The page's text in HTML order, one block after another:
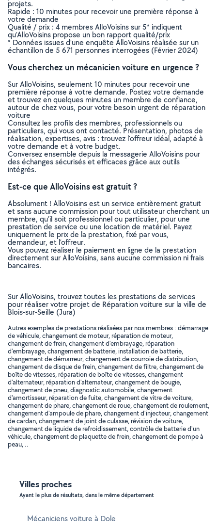
projets.
Rapide : 10 minutes pour recevoir une première réponse à
votre demande
Qualité / prix : 4 membres AlloVoisins sur 5* indiquent
qu’AlloVoisins propose un bon rapport qualité/prix
* Données issues d’une enquête AlloVoisins réalisée sur un
échantillon de 5 671 personnes interrogées (Février 2024)
Vous cherchez un mécanicien voiture en urgence ?
Sur AlloVoisins, seulement 10 minutes pour recevoir une
première réponse à votre demande. Postez votre demande
et trouvez en quelques minutes un membre de confiance,
autour de chez vous, pour votre besoin urgent de réparation
voiture
Consultez les profils des membres, professionnels ou
particuliers, qui vous ont contacté. Présentation, photos de
réalisation, expertises, avis : trouvez l'offreur idéal, adapté à
votre demande et à votre budget.
Conversez ensemble depuis la messagerie AlloVoisins pour
des échanges sécurisés et efficaces grâce aux outils
intégrés.
Est-ce que AlloVoisins est gratuit ?
Absolument ! AlloVoisins est un service entièrement gratuit
et sans aucune commission pour tout utilisateur cherchant un
membre, qu’il soit professionnel ou particulier, pour une
prestation de service ou une location de matériel. Payez
uniquement le prix de la prestation, fixé par vous,
demandeur, et l’offreur.
Vous pouvez réaliser le paiement en ligne de la prestation
directement sur AlloVoisins, sans aucune commission ni frais
bancaires.
Sur AlloVoisins, trouvez toutes les prestations de services
pour réaliser votre projet de Réparation voiture sur la ville de
Blois-sur-Seille (Jura)
Autres exemples de prestations réalisées par nos membres : démarrage
de véhicule, changement de moteur, réparation de moteur,
changement de frein, changement d'embrayage, réparation
d'embrayage, changement de batterie, installation de batterie,
changement de démarreur, changement de courroie de distribution,
changement de disque de frein, changement de filtre, changement de
boîte de vitesses, réparation de boîte de vitesses, changement
d'alternateur, réparation d'alternateur, changement de bougie,
changement de pneu, diagnostic automobile, changement
d'amortisseur, réparation de fuite, changement de vitre de voiture,
changement de phare, changement de roue, changement de roulement,
changement d'ampoule de phare, changement d'injecteur, changement
de cardan, changement de joint de culasse, révision de voiture,
changement de liquide de refroidissement, contrôle de batterie d'un
véhicule, changement de plaquette de frein, changement de pompe à
peau, ..
Villes proches
Ayant le plus de résultats, dans le même département
Mécaniciens voiture à Dole